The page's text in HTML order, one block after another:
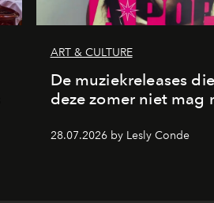
ART & CULTURE
De muziekreleases
deze zomer niet mag
28.07.2026 by Lesly Conde